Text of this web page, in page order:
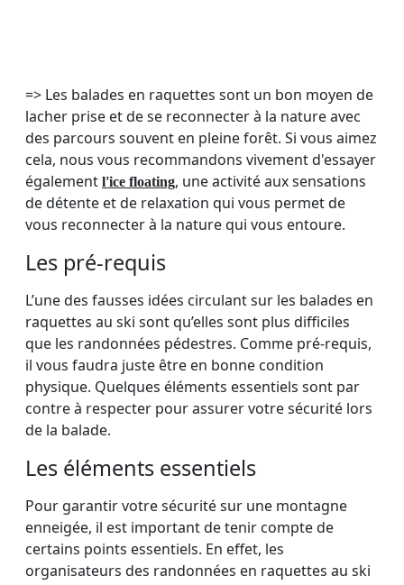
=> Les balades en raquettes sont un bon moyen de
lacher prise et de se reconnecter à la nature avec
des parcours souvent en pleine forêt. Si vous aimez
cela, nous vous recommandons vivement d'essayer
également l'ice floating, une activité aux sensations
de détente et de relaxation qui vous permet de
vous reconnecter à la nature qui vous entoure.
Les pré-requis
L’une des fausses idées circulant sur les balades en
raquettes au ski sont qu’elles sont plus difficiles
que les randonnées pédestres. Comme pré-requis,
il vous faudra juste être en bonne condition
physique. Quelques éléments essentiels sont par
contre à respecter pour assurer votre sécurité lors
de la balade.
Les éléments essentiels
Pour garantir votre sécurité sur une montagne
enneigée, il est important de tenir compte de
certains points essentiels. En effet, les
organisateurs des randonnées en raquettes au ski